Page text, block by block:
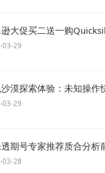
大促买二送一购
03-29
漠探索体验：未知操作
03-29
期号专家推荐质合分析
03-28